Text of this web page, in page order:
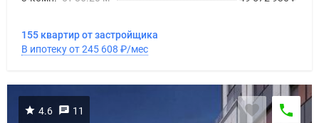
155 квартир от застройщика
В ипотеку от 245 608 ₽/мес
4.6 11